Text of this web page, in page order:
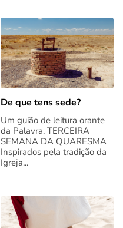
De que tens sede?
Um guião de leitura orante
da Palavra. TERCEIRA
SEMANA DA QUARESMA
Inspirados pela tradição da
Igreja...